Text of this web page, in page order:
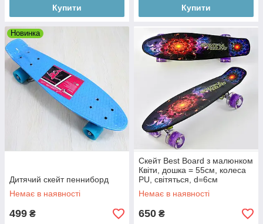
Купити Купити
Новинка
Дитячий скейт пенниборд
Немає в наявності
499 ₴
Скейт Best Board з малюнком
Квіти, дошка = 55см, колеса
PU, світяться, d=6см
Немає в наявності
650 ₴